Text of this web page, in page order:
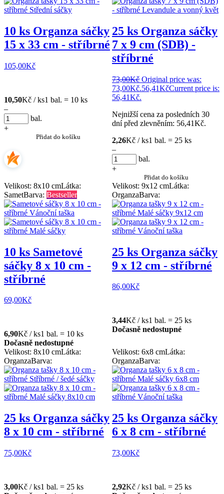
10 ks Organza sáčky
15 x 33 cm - stříbrné
105,00Kč
10,50Kč / ks1 bal. = 10 ks
–
bal.
+
Přidat do košíku
25 ks Organza sáčky
7 x 9 cm (SDB) -
stříbrné
73,00Kč Original price was:
73,00Kč.56,41KčCurrent price is:
56,41Kč.
Nejnižší cena za posledních 30
dní před zlevněním: 56,41Kč.
2,26Kč / ks1 bal. = 25 ks
–
bal.
+
Přidat do košíku
Velikost: 8x10 cmLátka:
SametBarva: Bestseller
10 ks Sametové
sáčky 8 x 10 cm -
stříbrné
69,00Kč
6,90Kč / ks1 bal. = 10 ks
Dočasně nedostupné
Velikost: 9x12 cmLátka:
OrganzaBarva:
25 ks Organza sáčky
9 x 12 cm - stříbrné
86,00Kč
3,44Kč / ks1 bal. = 25 ks
Dočasně nedostupné
Velikost: 8x10 cmLátka:
OrganzaBarva:
25 ks Organza sáčky
8 x 10 cm - stříbrné
75,00Kč
3,00Kč / ks1 bal. = 25 ks
Velikost: 6x8 cmLátka:
OrganzaBarva:
25 ks Organza sáčky
6 x 8 cm - stříbrné
73,00Kč
2,92Kč / ks1 bal. = 25 ks